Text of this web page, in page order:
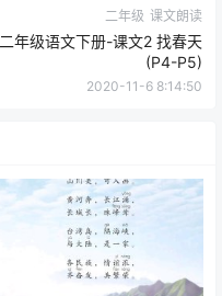
二年级 课文朗读
二年级语文下册-课文2 找春天
(P4-P5)
2020-11-6 8:14:50